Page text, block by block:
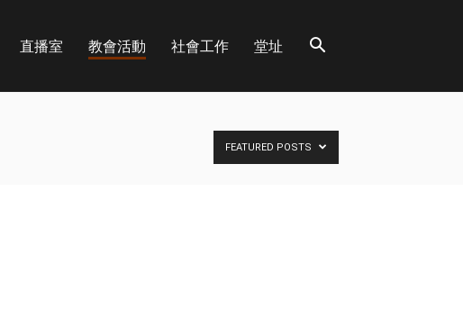
直播室 教會活動 社會工作 堂址
FEATURED POSTS